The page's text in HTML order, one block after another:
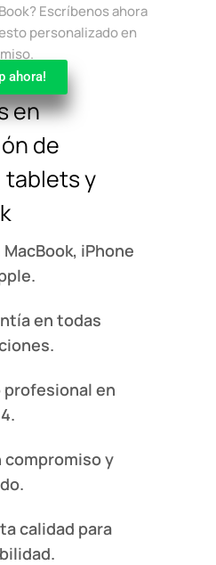
Escríbenos ahora
personalizado en
ahora!
en
de
tablets y
iPhone
en todas
en
y
calidad para